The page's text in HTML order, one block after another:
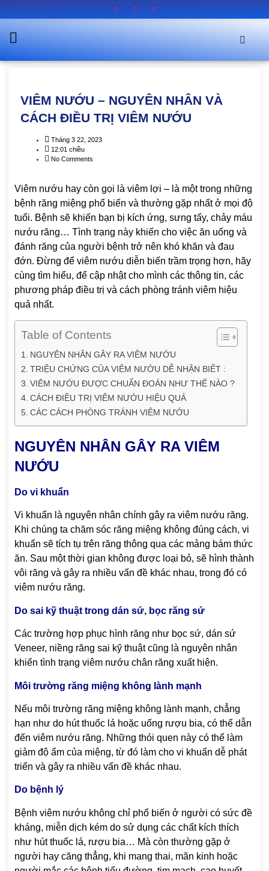
VIÊM NƯỚU – NGUYÊN NHÂN VÀ
CÁCH ĐIỀU TRỊ VIÊM NƯỚU
Tháng 3 22, 2023
12:01 chiều
No Comments
Viêm nướu hay còn gọi là viêm lợi – là một trong những
bệnh răng miệng phổ biến và thường gặp nhất ở mọi độ
tuổi. Bệnh sẽ khiến bạn bị kích ứng, sưng tấy, chảy máu
nướu răng… Tình trạng này khiến cho việc ăn uống và
đánh răng của người bệnh trở nên khó khăn và đau
đớn. Đừng để viêm nướu diễn biến trầm trọng hơn, hãy
cùng tìm hiểu, để cập nhật cho mình các thông tin, các
phương pháp điều trị và cách phòng tránh viêm hiệu
quả nhất.
Table of Contents
NGUYÊN NHÂN GÂY RA VIÊM NƯỚU
TRIỆU CHỨNG CỦA VIÊM NƯỚU DỄ NHẬN BIẾT :
VIÊM NƯỚU ĐƯỢC CHUẨN ĐOÁN NHƯ THẾ NÀO ?
CÁCH ĐIỀU TRỊ VIÊM NƯỚU HIỆU QUẢ
CÁC CÁCH PHÒNG TRÁNH VIÊM NƯỚU
NGUYÊN NHÂN GÂY RA VIÊM
NƯỚU
Do vi khuẩn
Vi khuẩn là nguyên nhân chính gây ra viêm nướu răng.
Khi chúng ta chăm sóc răng miệng không đúng cách, vi
khuẩn sẽ tích tụ trên răng thông qua các mảng bám thức
ăn. Sau một thời gian không được loại bỏ, sẽ hình thành
vôi răng và gây ra nhiều vấn đề khác nhau, trong đó có
viêm nướu răng.
Do sai kỹ thuật trong dán sứ, bọc răng sứ
Các trường hợp phục hình răng như bọc sứ, dán sứ
Veneer, niềng răng sai kỹ thuật cũng là nguyên nhân
khiến tình trạng viêm nướu chân răng xuất hiện.
Môi trường răng miệng không lành mạnh
Nếu môi trường răng miệng không lành mạnh, chẳng
hạn như do hút thuốc lá hoặc uống rượu bia, có thể dẫn
đến viêm nướu răng. Những thói quen này có thể làm
giảm độ ẩm của miệng, từ đó làm cho vi khuẩn dễ phát
triển và gây ra nhiều vấn đề khác nhau.
Do bệnh lý
Bệnh viêm nướu không chỉ phổ biến ở người có sức đề
kháng, miễn dịch kém do sử dụng các chất kích thích
như hút thuốc lá, rượu bia… Mà còn thường gặp ở
người hay căng thẳng, khi mang thai, mãn kinh hoặc